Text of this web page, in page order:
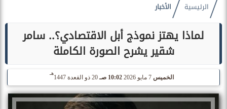
الرئيسية الأخبار
لماذا يهتز نموذج أبل الاقتصادي؟.. سامر
شقير يشرح الصورة الكاملة
الخميس 7 مايو 2026 10:02 صـ 20 ذو القعدة 1447
هـ